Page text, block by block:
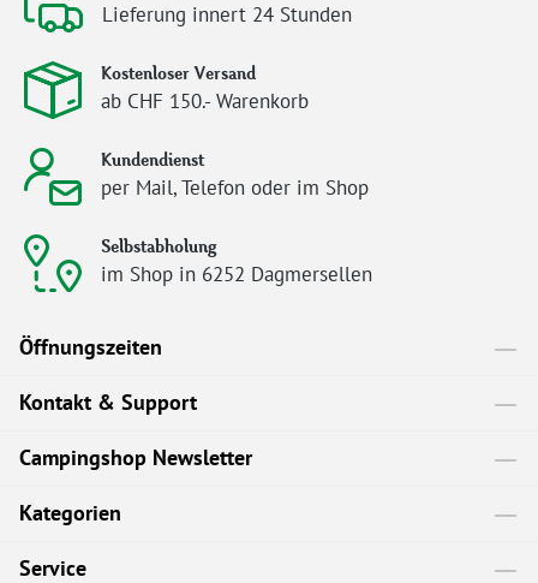
Lieferung innert 24 Stunden
Kostenloser Versand
ab CHF 150.- Warenkorb
Kundendienst
per Mail, Telefon oder im Shop
Selbstabholung
im Shop in 6252 Dagmersellen
Öffnungszeiten
Kontakt & Support
Campingshop Newsletter
Kategorien
Service